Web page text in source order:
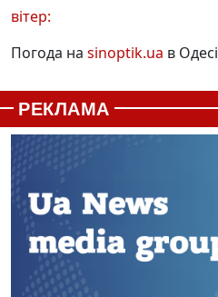
вітер:
Погода на sinoptik.ua в Одесі
РЕКЛАМА